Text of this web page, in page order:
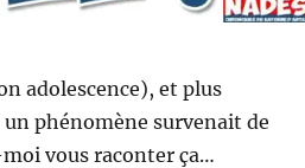
adolescence), et plus
phénomène survenait de
vous raconter ça…